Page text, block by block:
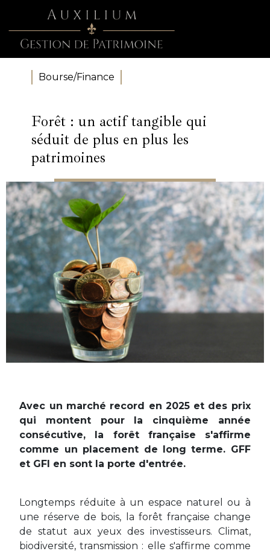
Bourse/Finance
Forêt : un actif tangible qui
séduit de plus en plus les
patrimoines
Avec un marché record en 2025 et des prix
qui montent pour la cinquième année
consécutive, la forêt française s'affirme
comme un placement de long terme. GFF
et GFI en sont la porte d'entrée.
Longtemps réduite à un espace naturel ou à
une réserve de bois, la forêt française change
de statut aux yeux des investisseurs. Climat,
biodiversité, transmission : elle s'affirme comme